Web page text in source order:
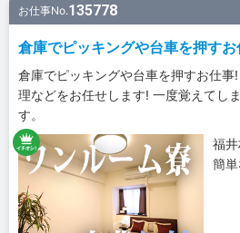
お仕事No.135778
倉庫でピッキングや台車を押すお
倉庫でピッキングや台車を押すお仕事
理などをお任せします! 一度覚えてし
す。
福
簡